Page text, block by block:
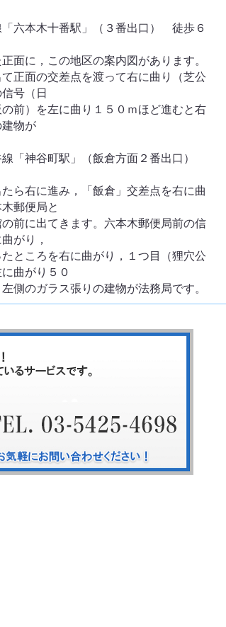
六本木十番駅」（３番出口） 徒歩６
に，この地区の案内図があります。
面の交差点を渡って右に曲り（芝公
号（日
）を左に曲り１５０ｍほど進むと右
物が
「神谷町駅」（飯倉方面２番出口）
右に進み，「飯倉」交差点を右に曲
郵便局と
に出てきます。六本木郵便局前の信
がり，
ころを右に曲がり，１つ目（狸穴公
曲がり５０
のガラス張りの建物が法務局です。